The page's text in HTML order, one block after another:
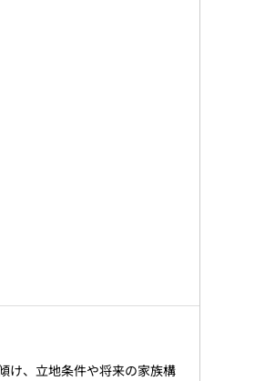
け、立地条件や将来の家族構